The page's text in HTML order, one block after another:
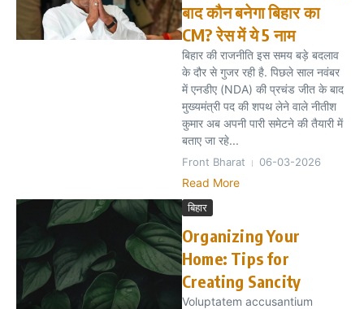
बाद कौन बनेगा बिहार का
CM? रेस में ये 5 नाम
बिहार की राजनीति इस समय बड़े बदलाव
के दौर से गुजर रही है. पिछले साल नवंबर
में एनडीए (NDA) की प्रचंड जीत के बाद
मुख्यमंत्री पद की शपथ लेने वाले नीतीश
कुमार अब अपनी पारी समेटने की तैयारी में
बताए जा रहे...
Front Bharat 06-03-2026
Read More
बिहार
Organizing Your
Home: Tips for
Creating Sancity
Voluptatem accusantium